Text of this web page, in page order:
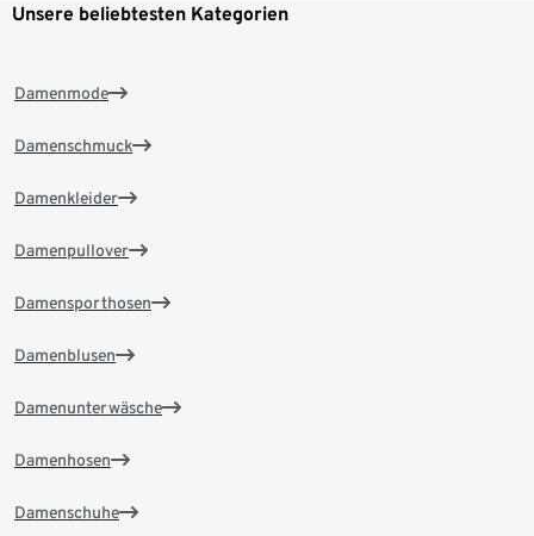
Unsere beliebtesten Kategorien
Damenmode
Damenschmuck
Damenkleider
Damenpullover
Damensporthosen
Damenblusen
Damenunterwäsche
Damenhosen
Damenschuhe